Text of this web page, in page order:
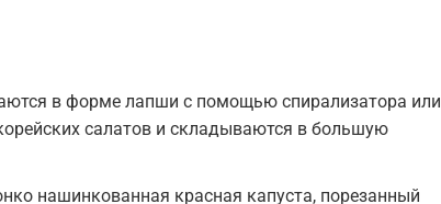
в форме лапши с помощью спирализатора или
салатов и складываются в большую
нашинкованная красная капуста, порезанный